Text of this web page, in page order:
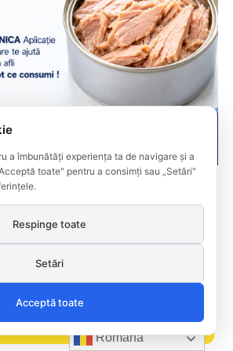
Salariul minim in Europa in 2026 –
din 22 in UE
0219615
Română
a îmbunătăți experiența ta de navigare și a
toate" pentru a consimți sau „Setări"
Respinge toate
Setări
Acceptă toate